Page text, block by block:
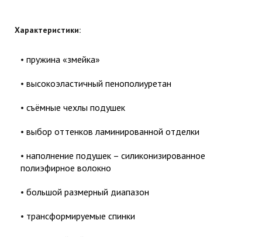
Характеристики:
пружина «змейка»
высокоэластичный пенополиуретан
съёмные чехлы подушек
выбор оттенков ламинированной отделки
наполнение подушек – силиконизированное
полиэфирное волокно
большой размерный диапазон
трансформируемые спинки